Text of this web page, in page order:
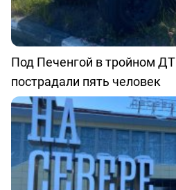
Под Печенгой в тройном
пострадали пять человек